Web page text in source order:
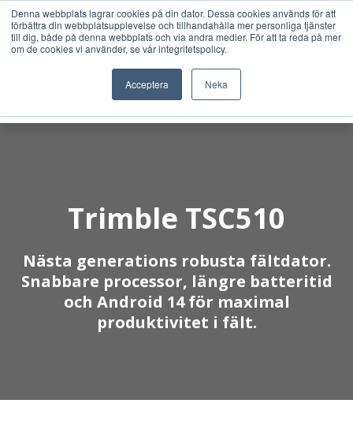
Denna webbplats lagrar cookies på din dator. Dessa cookies används för att
förbättra din webbplatsupplevelse och tillhandahålla mer personliga tjänster
till dig, både på denna webbplats och via andra medier. För att ta reda på mer
om de cookies vi använder, se vår integritetspolicy.
Acceptera Neka
Trimble TSC510
Nästa generations robusta fältdator.
Snabbare processor, längre batteritid
och Android 14 för maximal
produktivitet i fält.